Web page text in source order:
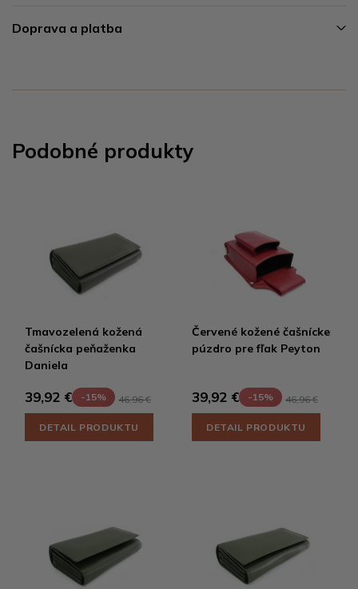
Doprava a platba
Podobné produkty
Tmavozelená kožená
čašnícka peňaženka
Daniela
39,92 € -15% 46,96 €
DETAIL PRODUKTU
Červené kožené čašnícke
púzdro pre fľak Peyton
39,92 € -15% 46,96 €
DETAIL PRODUKTU